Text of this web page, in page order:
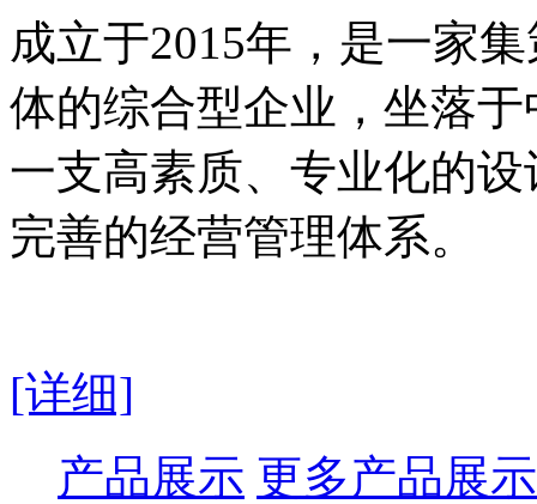
成立于2015年，是一家
体的综合型企业，坐落
一支高素质、专业化的
完善的经营管理体系。
[详细]
产品展示 更多产品展示